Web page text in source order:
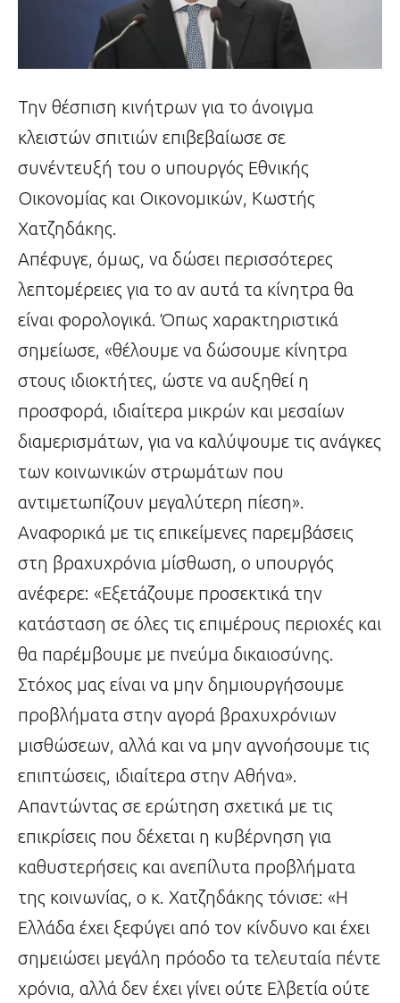
Την θέσπιση κινήτρων για το άνοιγμα
κλειστών σπιτιών επιβεβαίωσε σε
συνέντευξή του ο υπουργός Εθνικής
Οικονομίας και Οικονομικών, Κωστής
Χατζηδάκης.
Απέφυγε, όμως, να δώσει περισσότερες
λεπτομέρειες για το αν αυτά τα κίνητρα θα
είναι φορολογικά. Όπως χαρακτηριστικά
σημείωσε, «θέλουμε να δώσουμε κίνητρα
στους ιδιοκτήτες, ώστε να αυξηθεί η
προσφορά, ιδιαίτερα μικρών και μεσαίων
διαμερισμάτων, για να καλύψουμε τις ανάγκες
των κοινωνικών στρωμάτων που
αντιμετωπίζουν μεγαλύτερη πίεση».
Αναφορικά με τις επικείμενες παρεμβάσεις
στη βραχυχρόνια μίσθωση, ο υπουργός
ανέφερε: «Εξετάζουμε προσεκτικά την
κατάσταση σε όλες τις επιμέρους περιοχές και
θα παρέμβουμε με πνεύμα δικαιοσύνης.
Στόχος μας είναι να μην δημιουργήσουμε
προβλήματα στην αγορά βραχυχρόνιων
μισθώσεων, αλλά και να μην αγνοήσουμε τις
επιπτώσεις, ιδιαίτερα στην Αθήνα».
Απαντώντας σε ερώτηση σχετικά με τις
επικρίσεις που δέχεται η κυβέρνηση για
καθυστερήσεις και ανεπίλυτα προβλήματα
της κοινωνίας, ο κ. Χατζηδάκης τόνισε: «Η
Ελλάδα έχει ξεφύγει από τον κίνδυνο και έχει
σημειώσει μεγάλη πρόοδο τα τελευταία πέντε
χρόνια, αλλά δεν έχει γίνει ούτε Ελβετία ούτε